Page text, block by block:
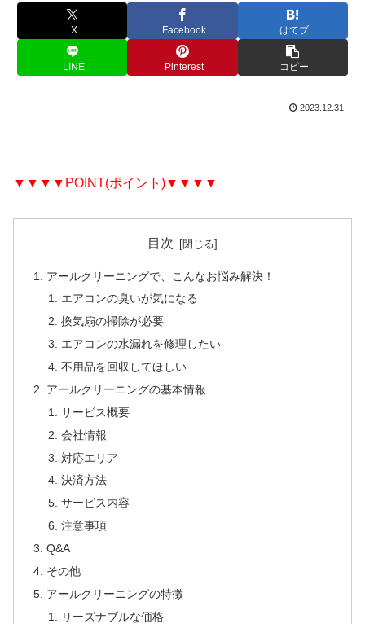
X Facebook はてブ
LINE Pinterest コピー
2023.12.31
▼▼▼▼POINT(ポイント)▼▼▼▼
目次
アールクリーニングで、こんなお悩み解決！
エアコンの臭いが気になる
換気扇の掃除が必要
エアコンの水漏れを修理したい
不用品を回収してほしい
アールクリーニングの基本情報
サービス概要
会社情報
対応エリア
決済方法
サービス内容
注意事項
Q&A
その他
アールクリーニングの特徴
リーズナブルな価格